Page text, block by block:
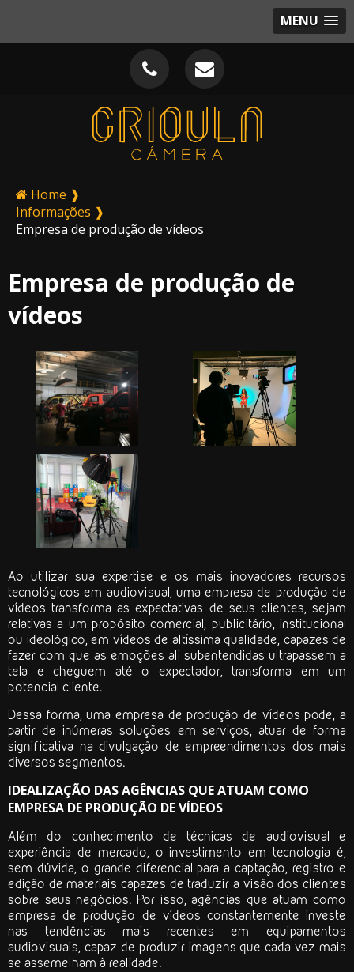
MENU
Home ❱
Informações ❱
Empresa de produção de vídeos
Empresa de produção de
vídeos
Ao utilizar sua expertise e os mais inovadores recursos
tecnológicos em audiovisual, umaempresa de produção de
vídeos transforma as expectativas de seus clientes, sejam
relativas a um propósito comercial, publicitário, institucional
ou ideológico, em vídeos de altíssima qualidade, capazes de
fazer com que as emoções ali subentendidas ultrapassem a
tela e cheguem até o expectador, transforma em um
potencial cliente.
Dessa forma, uma empresa de produção de vídeos pode, a
partir de inúmeras soluções em serviços, atuar de forma
significativa na divulgação de empreendimentos dos mais
diversos segmentos.
IDEALIZAÇÃO DAS AGÊNCIAS QUE ATUAM COMO
EMPRESA DE PRODUÇÃO DE VÍDEOS
Além do conhecimento de técnicas de audiovisual e
experiência de mercado, o investimento em tecnologia é,
sem dúvida, o grande diferencial para a captação, registro e
edição de materiais capazes de traduzir a visão dos clientes
sobre seus negócios. Por isso, agências que atuam como
empresa de produção de vídeos constantemente investe
nas tendências mais recentes em equipamentos
audiovisuais, capaz de produzir imagens que cada vez mais
se assemelham à realidade.